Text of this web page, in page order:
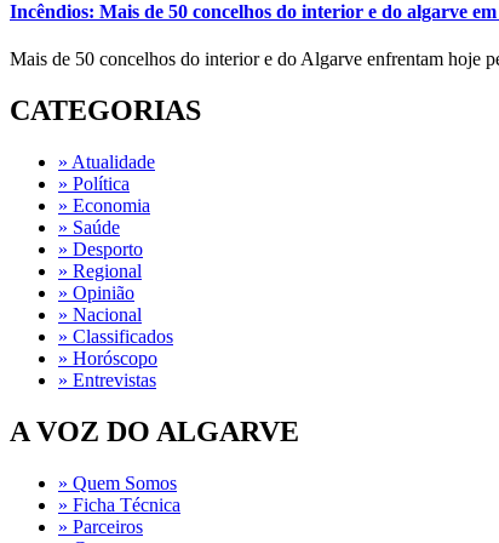
Incêndios: Mais de 50 concelhos do interior e do algarve
Mais de 50 concelhos do interior e do Algarve enfrentam hoje
CATEGORIAS
» Atualidade
» Política
» Economia
» Saúde
» Desporto
» Regional
» Opinião
» Nacional
» Classificados
» Horóscopo
» Entrevistas
A VOZ DO ALGARVE
» Quem Somos
» Ficha Técnica
» Parceiros